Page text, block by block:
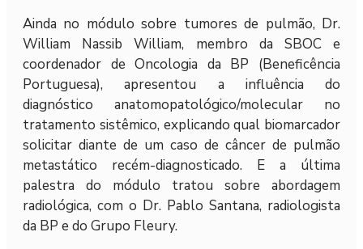
Ainda no módulo sobre tumores de pulmão, Dr.
William Nassib William, membro da SBOC e
coordenador de Oncologia da BP (Beneficência
Portuguesa), apresentou a influência do
diagnóstico anatomopatológico/molecular no
tratamento sistêmico, explicando qual biomarcador
solicitar diante de um caso de câncer de pulmão
metastático recém-diagnosticado. E a última
palestra do módulo tratou sobre abordagem
radiológica, com o Dr. Pablo Santana, radiologista
da BP e do Grupo Fleury.